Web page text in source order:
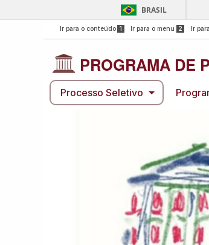
BRASIL
Ir para o conteúdo 1 Ir para o menu 2 Ir
PROGRAMA DE
Processo Seletivo